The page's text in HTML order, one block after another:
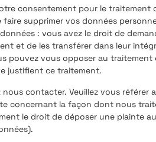
consentement pour le traitement
supprimer vos données
: vous avez le droit de
et de les transférer dans leur
pouvez vous opposer au
justifient ce traitement.
nous contacter. Veuillez vous
concernant la façon dont nous
le droit de déposer une plainte